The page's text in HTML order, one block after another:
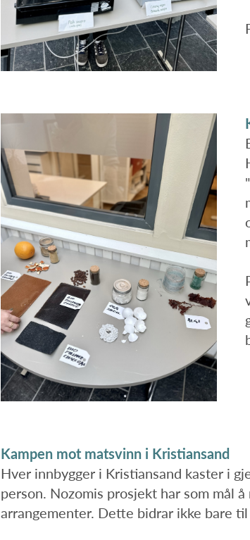
Kampen mot matsvinn i Kristiansand
Hver innbygger i Kristiansand kaster i
person. Nozomis prosjekt har som mål
arrangementer. Dette bidrar ikke bare